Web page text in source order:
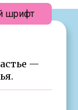
—
шрифт